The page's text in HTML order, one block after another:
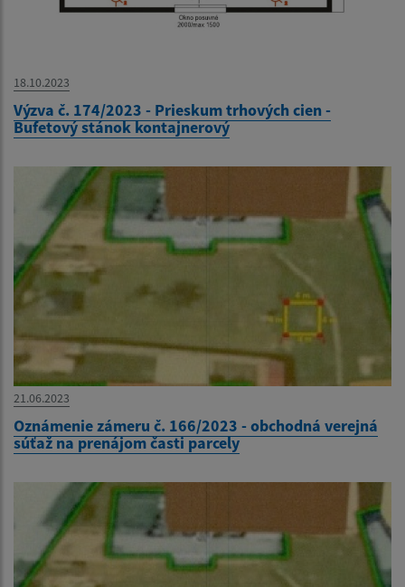
18.10.2023
Výzva č. 174/2023 - Prieskum trhových cien -
Bufetový stánok kontajnerový
21.06.2023
Oznámenie zámeru č. 166/2023 - obchodná verejná
súťaž na prenájom časti parcely